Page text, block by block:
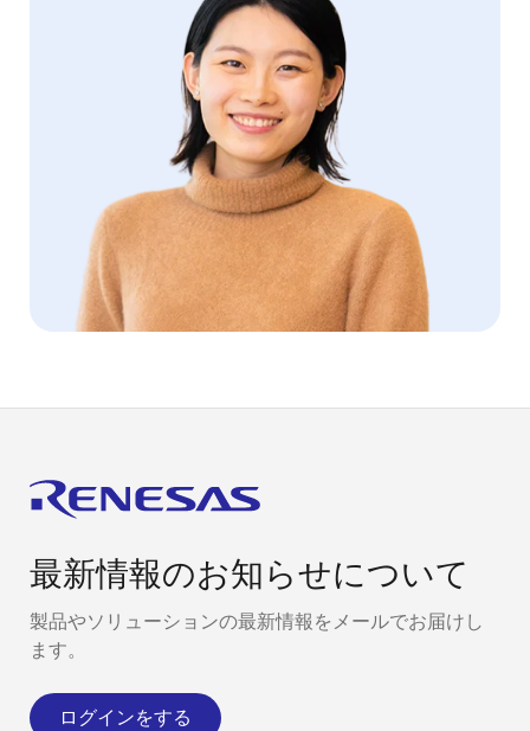
最新情報のお知らせについて
製品やソリューションの最新情報をメールでお届けし
ます。
ログインをする